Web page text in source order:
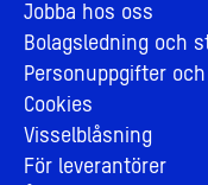
Jobba hos oss
Bolagsledning och
Personuppgifter
Cookies
Visselblåsning
För leverantörer